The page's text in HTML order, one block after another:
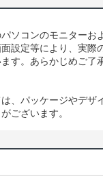
ソコンのモニターお
設定等により、実際
す。あらかじめご了
、パッケージやデザ
ございます。